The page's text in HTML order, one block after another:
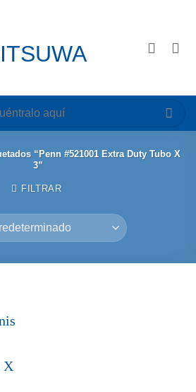
“Penn #521001 Extra Duty Tubo X
3”
FILTRAR